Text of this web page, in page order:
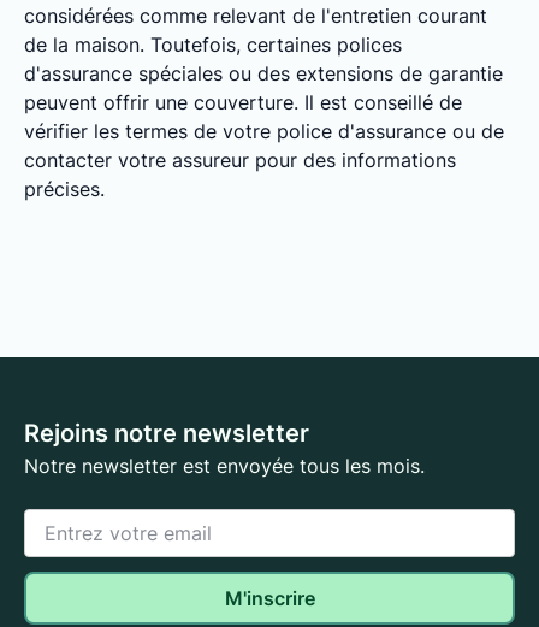
considérées comme relevant de l'entretien courant
de la maison. Toutefois, certaines polices
d'assurance spéciales ou des extensions de garantie
peuvent offrir une couverture. Il est conseillé de
vérifier les termes de votre police d'assurance ou de
contacter votre assureur pour des informations
précises.
Rejoins notre newsletter
Notre newsletter est envoyée tous les mois.